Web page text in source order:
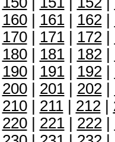
160| 161| 162|
170| 171| 172|
180| 181| 182|
190| 191| 192|
200| 201| 202|
210| 211| 212|
220| 221| 222|